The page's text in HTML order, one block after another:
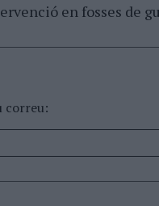
en fosses de
correu: